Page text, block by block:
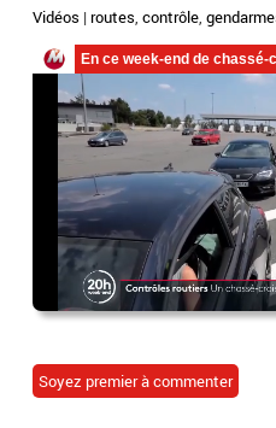
Vidéos |routes,contrôle,
Soyez premier à commenter